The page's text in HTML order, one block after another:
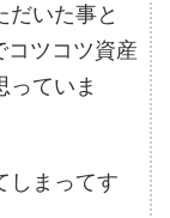
だいた事と
コツコツ資産
っていま
しまってす